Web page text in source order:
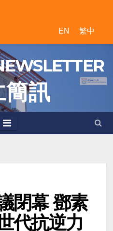
EN 繁中
簡 訊
閉幕 鄧素
代抗逆力